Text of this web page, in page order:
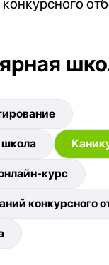
школа
курс
конкурсного